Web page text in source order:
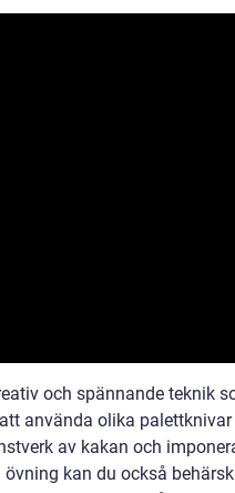
och spännande teknik
använda olika
av kakan och
kan du också